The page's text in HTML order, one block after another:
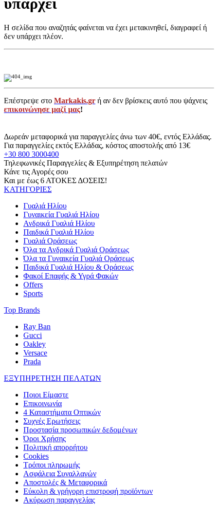
υπάρχει
Η σελίδα που αναζητάς φαίνεται να έχει μετακινηθεί, διαγραφεί ή
δεν υπάρχει πλέον.
Επέστρεψε στο Markakis.gr ή αν δεν βρίσκεις αυτό που ψάχνεις
επικοινώνησε μαζί μας!
Δωρεάν μεταφορικά για παραγγελίες άνω των 40€, εντός Ελλάδας.
Για παραγγελίες εκτός Ελλάδας, κόστος αποστολής από 13€
+30 800 3000400
Τηλεφωνικές Παραγγελίες & Εξυπηρέτηση πελατών
Κάνε τις Αγορές σου
Και με έως 6 ΑΤΟΚΕΣ ΔΟΣΕΙΣ!
ΚΑΤΗΓΟΡΙΕΣ
Γυαλιά Ηλίου
Γυναικεία Γυαλιά Ηλίου
Ανδρικά Γυαλιά Ηλίου
Παιδικά Γυαλιά Ηλίου
Γυαλιά Οράσεως
Όλα τα Ανδρικά Γυαλιά Οράσεως
Όλα τα Γυναικεία Γυαλιά Οράσεως
Παιδικά Γυαλιά Ηλίου & Οράσεως
Φακοί Επαφής & Υγρά Φακών
Offers
Sports
Top Brands
Ray Ban
Gucci
Oakley
Versace
Prada
ΕΞΥΠΗΡΕΤΗΣΗ ΠΕΛΑΤΩΝ
Ποιοι Είμαστε
Επικοινωνία
4 Καταστήματα Οπτικών
Συχνές Ερωτήσεις
Προστασία προσωπικών δεδομένων
Όροι Χρήσης
Πολιτική απορρήτου
Cookies
Τρόποι πληρωμής
Ασφάλεια Συναλλαγών
Αποστολές & Μεταφορικά
Εύκολη & γρήγορη επιστροφή προϊόντων
Ακύρωση παραγγελίας